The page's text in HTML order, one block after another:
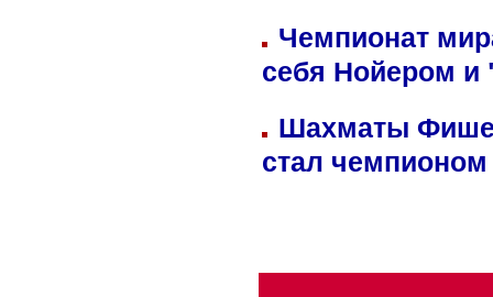
Чемпионат
себя Нойером и
Шахматы
стал